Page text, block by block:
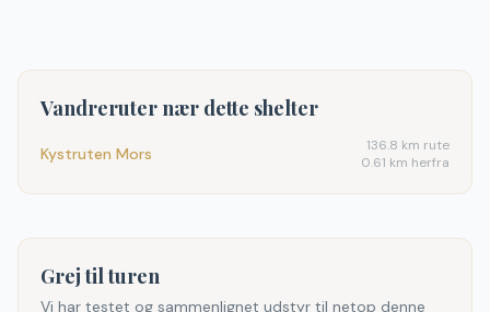
Vandreruter nær dette shelter
Kystruten Mors 136.8 km rute
0.61 km herfra
Grej til turen
Vi har testet og sammenlignet udstyr til netop denne